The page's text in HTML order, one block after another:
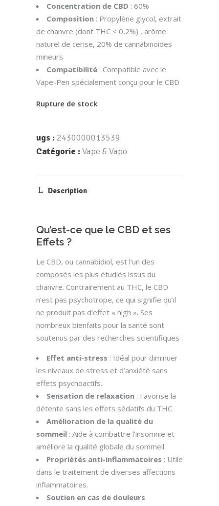
Concentration de CBD : 60%
Composition : Propylène glycol, extrait
de chanvre (dont THC < 0,2%) , arôme
naturel de cerise, 20% de cannabinoides
mineurs
Compatibilité : Compatible avec le
Vape-Pen spécialement conçu pour le CBD
Rupture de stock
ugs : 2430000013539
Catégorie :Vape & Vapo
Description
Qu’est-ce que le CBD et ses
Effets ?
Le CBD, ou cannabidiol, est l’un des
composés les plus étudiés issus du
chanvre. Contrairement au THC, le CBD
n’est pas psychotrope, ce qui signifie qu’il
ne produit pas d’effet « high ». Ses
nombreux bienfaits pour la santé sont
soutenus par des recherches scientifiques :
Effet anti-stress : Idéal pour diminuer
les niveaux de stress et d’anxiété sans
effets psychoactifs.
Sensation de relaxation : Favorise la
détente sans les effets sédatifs du THC.
Amélioration de la qualité du
sommeil : Aide à combattre l’insomnie et
améliore la qualité globale du sommeil.
Propriétés anti-inflammatoires : Utile
dans le traitement de diverses affections
inflammatoires.
Soutien en cas de douleurs